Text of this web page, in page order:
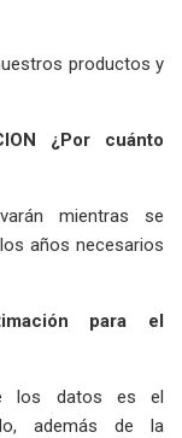
productos y
¿Por cuánto
mientras se
años necesarios
para el
los datos es el
además de la